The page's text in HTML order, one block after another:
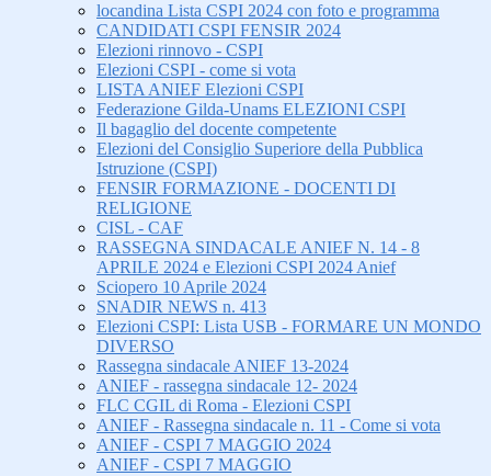
locandina Lista CSPI 2024 con foto e programma
CANDIDATI CSPI FENSIR 2024
Elezioni rinnovo - CSPI
Elezioni CSPI - come si vota
LISTA ANIEF Elezioni CSPI
Federazione Gilda-Unams ELEZIONI CSPI
Il bagaglio del docente competente
Elezioni del Consiglio Superiore della Pubblica
Istruzione (CSPI)
FENSIR FORMAZIONE - DOCENTI DI
RELIGIONE
CISL - CAF
RASSEGNA SINDACALE ANIEF N. 14 - 8
APRILE 2024 e Elezioni CSPI 2024 Anief
Sciopero 10 Aprile 2024
SNADIR NEWS n. 413
Elezioni CSPI: Lista USB - FORMARE UN MONDO
DIVERSO
Rassegna sindacale ANIEF 13-2024
ANIEF - rassegna sindacale 12- 2024
FLC CGIL di Roma - Elezioni CSPI
ANIEF - Rassegna sindacale n. 11 - Come si vota
ANIEF - CSPI 7 MAGGIO 2024
ANIEF - CSPI 7 MAGGIO